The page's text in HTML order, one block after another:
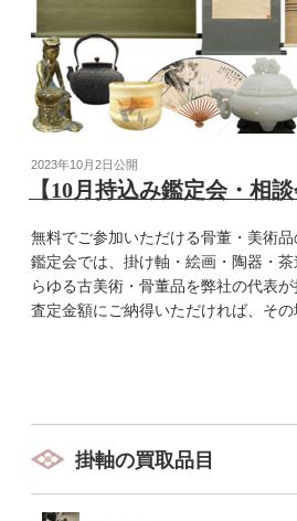
2023年10月2日公開
【10月持込み鑑定会・相
無料でご参加いただける骨董・美術
鑑定会では、掛け軸・絵画・陶器・
らゆる古美術・骨董品を弊社の代表
査定金額にご納得いただければ、そ
掛軸の買取品目